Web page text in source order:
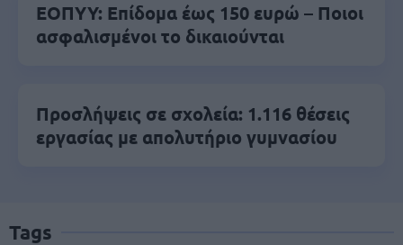
ΕΟΠΥΥ: Επίδομα έως 150 ευρώ – Ποιοι
ασφαλισμένοι το δικαιούνται
Προσλήψεις σε σχολεία: 1.116 θέσεις
εργασίας με απολυτήριο γυμνασίου
Tags